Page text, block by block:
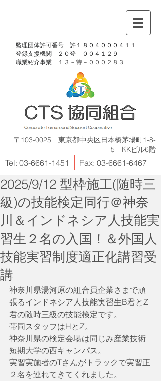
​監理団体許可番号 許１８０４０００４１１
​登録支援機関 ２０登－００４１２９
​職業紹介事業
１３－特－ ０００２８３
〒103-0025 東京都中央区日本橋茅場町1-8-
5 KKビル6階
Tel: 03-6661-1451 Fax: 03-6661-6467
2025/9/12 型枠施工(随時三
級)の技能検定同行＠神奈
川＆インドネシア人技能実
習生２名の入国！＆外国人
技能実習制度適正化講習受
講
神奈川県湯河原の組合員企業さまで頑
張るインドネシア人技能実習生B君とZ
君の随時三級の技能検定です。
帯同スタッフはHとZ。
神奈川県の検定会場は同じみ産業技術
短期大学の西キャンパス。
実習実施者のTさんがトラックで実習正
２名を連れてきてくれました。